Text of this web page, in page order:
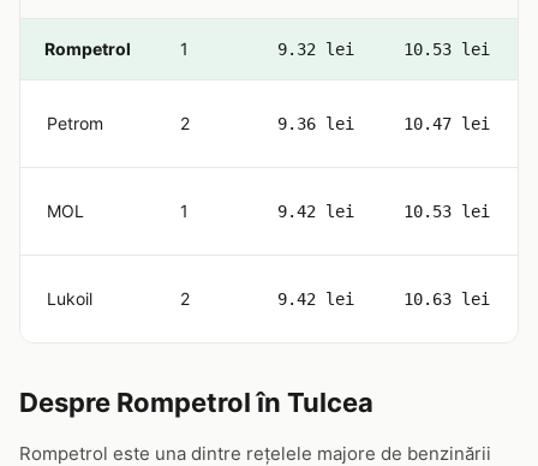
Rompetrol 1 9.32 lei 10.53 lei
Petrom 2 9.36 lei 10.47 lei
MOL 1 9.42 lei 10.53 lei
Lukoil 2 9.42 lei 10.63 lei
Despre Rompetrol în Tulcea
Rompetrol este una dintre rețelele majore de benzinării